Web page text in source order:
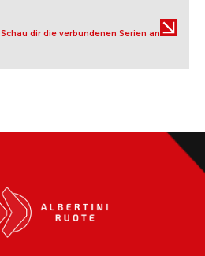
Schau dir die verbundenen Serien an